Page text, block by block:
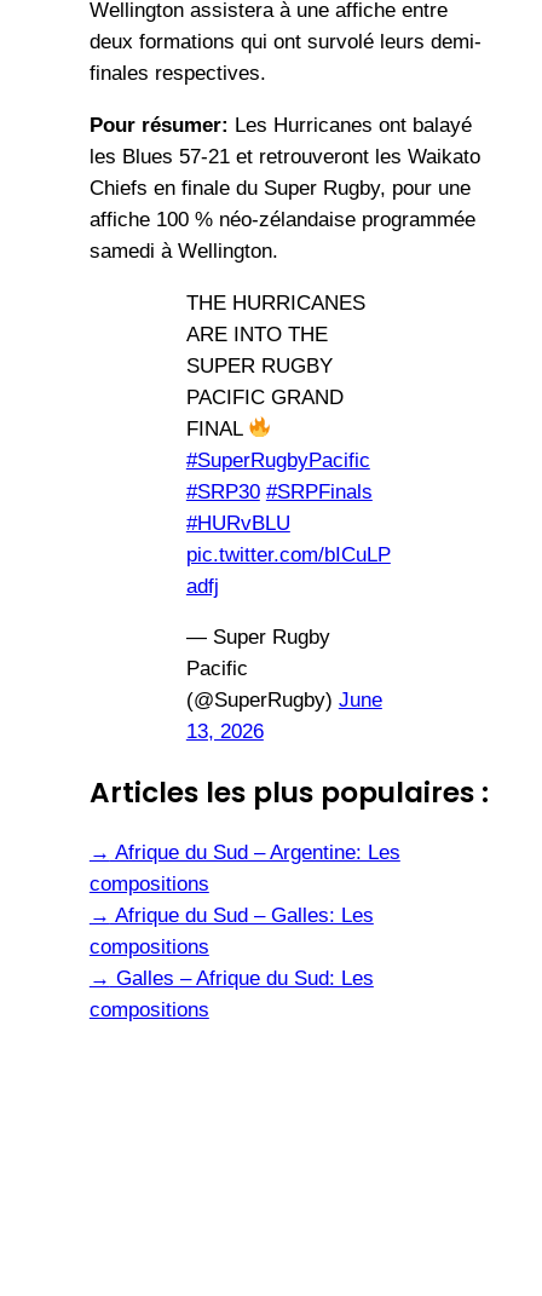
Wellington assistera à une affiche entre
deux formations qui ont survolé leurs demi-
finales respectives.
Pour résumer: Les Hurricanes ont balayé
les Blues 57-21 et retrouveront les Waikato
Chiefs en finale du Super Rugby, pour une
affiche 100 % néo-zélandaise programmée
samedi à Wellington.
THE HURRICANES
ARE INTO THE
SUPER RUGBY
PACIFIC GRAND
FINAL
#SuperRugbyPacific
#SRP30 #SRPFinals
#HURvBLU
pic.twitter.com/bICuLP
adfj
— Super Rugby
Pacific
(@SuperRugby) June
13, 2026
Articles les plus populaires :
→ Afrique du Sud – Argentine: Les
compositions
→ Afrique du Sud – Galles: Les
compositions
→ Galles – Afrique du Sud: Les
compositions